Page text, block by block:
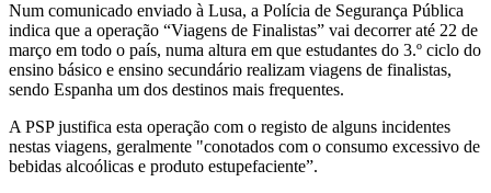
Num comunicado enviado à Lusa, a Polícia de Segurança Pública
indica que a operação “Viagens de Finalistas” vai decorrer até 22 de
março em todo o país, numa altura em que estudantes do 3.º ciclo do
ensino básico e ensino secundário realizam viagens de finalistas,
sendo Espanha um dos destinos mais frequentes.
A PSP justifica esta operação com o registo de alguns incidentes
nestas viagens, geralmente "conotados com o consumo excessivo de
bebidas alcoólicas e produto estupefaciente”.